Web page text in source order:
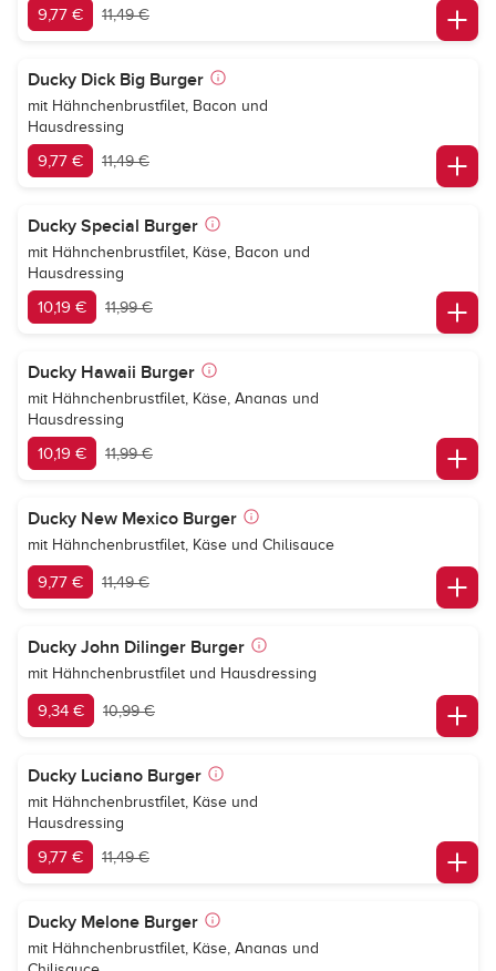
9,77 € 11,49 €
Ducky Dick Big Burger
mit Hähnchenbrustfilet, Bacon und
Hausdressing
9,77 € 11,49 €
Ducky Special Burger
mit Hähnchenbrustfilet, Käse, Bacon und
Hausdressing
10,19 € 11,99 €
Ducky Hawaii Burger
mit Hähnchenbrustfilet, Käse, Ananas und
Hausdressing
10,19 € 11,99 €
Ducky New Mexico Burger
mit Hähnchenbrustfilet, Käse und Chilisauce
9,77 € 11,49 €
Ducky John Dilinger Burger
mit Hähnchenbrustfilet und Hausdressing
9,34 € 10,99 €
Ducky Luciano Burger
mit Hähnchenbrustfilet, Käse und
Hausdressing
9,77 € 11,49 €
Ducky Melone Burger
mit Hähnchenbrustfilet, Käse, Ananas und